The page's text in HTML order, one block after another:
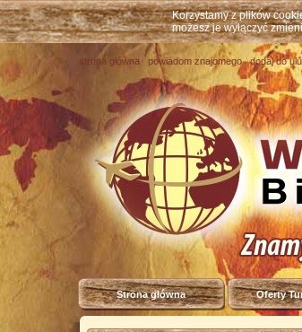
Korzystamy z plików
możesz je wyłączyć
strona główna powiadom znajomego dodaj do
Strona główna Oferty